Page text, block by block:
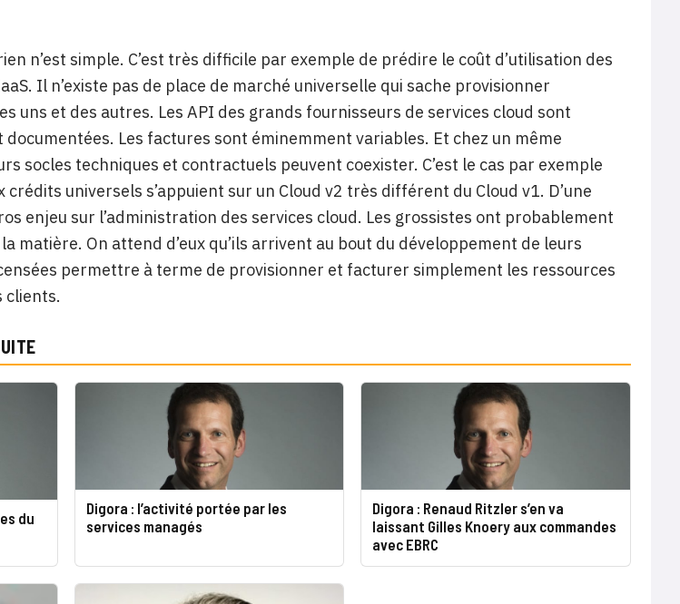
n’est simple. C’est très difficile par exemple de prédire le coût d’utilisation des
Il n’existe pas de place de marché universelle qui sache provisionner
uns et des autres. Les API des grands fournisseurs de services cloud sont
Les factures sont éminemment variables. Et chez un même
socles techniques et contractuels peuvent coexister. C’est le cas par exemple
universels s’appuient sur un Cloud v2 très différent du Cloud v1. D’une
enjeu sur l’administration des services cloud. Les grossistes ont probablement
matière. On attend d’eux qu’ils arrivent au bout du développement de leurs
permettre à terme de provisionner et facturer simplement les ressources
clients.
du
Digora : l’activité portée par les
services managés
Digora : Renaud Ritzler s’en va
laissant Gilles Knoery aux commandes
avec EBRC